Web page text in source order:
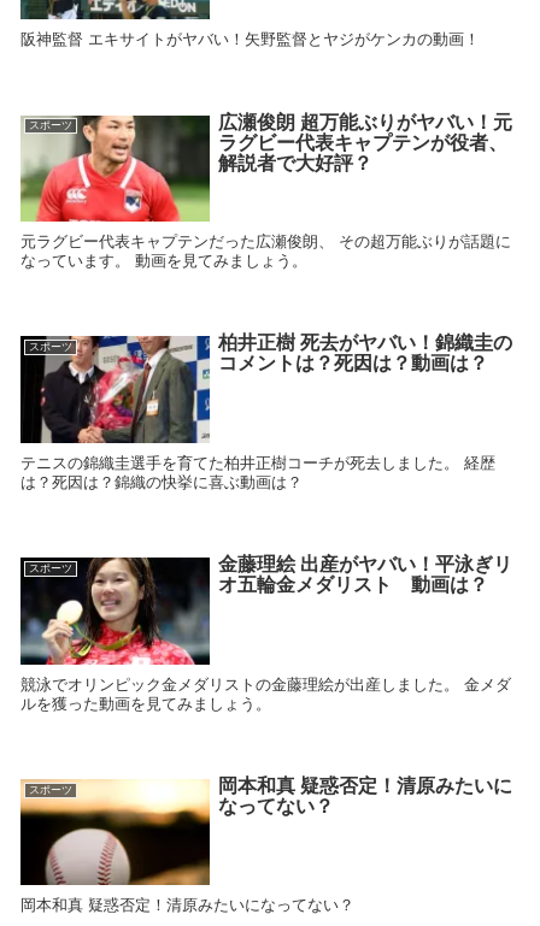
阪神監督 エキサイトがヤバい！矢野監督とヤジがケンカの動画！
スポーツ
広瀬俊朗 超万能ぶりがヤバい！元
ラグビー代表キャプテンが役者、
解説者で大好評？
元ラグビー代表キャプテンだった広瀬俊朗、 その超万能ぶりが話題に
なっています。 動画を見てみましょう。
スポーツ
柏井正樹 死去がヤバい！錦織圭の
コメントは？死因は？動画は？
テニスの錦織圭選手を育てた柏井正樹コーチが死去しました。 経歴
は？死因は？錦織の快挙に喜ぶ動画は？
スポーツ
金藤理絵 出産がヤバい！平泳ぎリ
オ五輪金メダリスト 動画は？
競泳でオリンピック金メダリストの金藤理絵が出産しました。 金メダ
ルを獲った動画を見てみましょう。
スポーツ
岡本和真 疑惑否定！清原みたいに
なってない？
岡本和真 疑惑否定！清原みたいになってない？